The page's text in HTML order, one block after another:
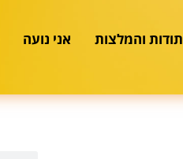
תודות והמלצות אני נועה